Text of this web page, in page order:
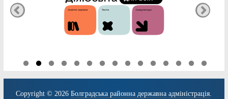
Copyright © 2026Болградська районна державна адміністрація